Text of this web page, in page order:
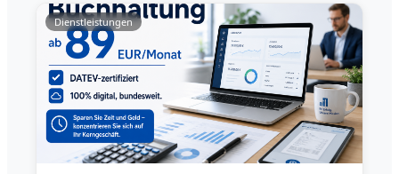
Dienstleistungen